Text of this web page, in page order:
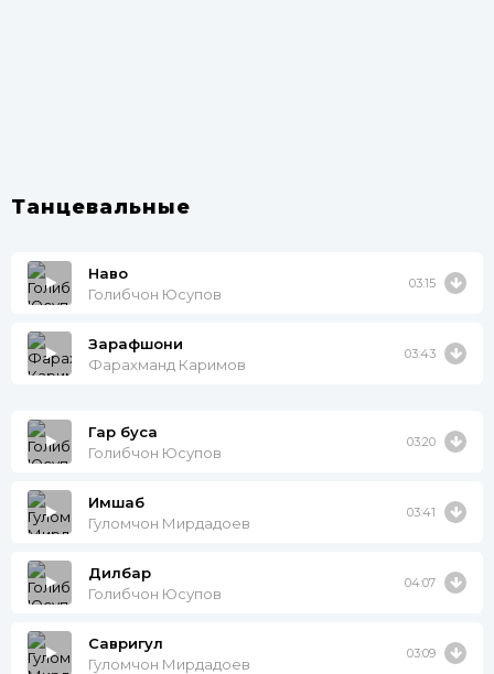
Танцевальные
Наво
Голибчон Юсупов
03:15
Зарафшони
Фарахманд Каримов
03:43
Гар буса
Голибчон Юсупов
03:20
Имшаб
Гуломчон Мирдадоев
03:41
Дилбар
Голибчон Юсупов
04:07
Савригул
Гуломчон Мирдадоев
03:09